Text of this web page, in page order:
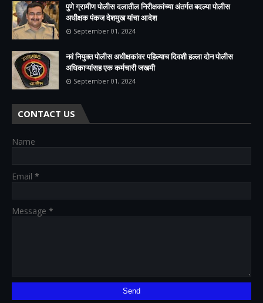
पुणे ग्रामीण पोलीस दलातील निरीक्षकांच्या अंतर्गत बदल्या पोलीस
अधीक्षक पंकज देशमुख यांचा आदेश
September 01, 2024
नवं नियुक्त पोलीस अधीक्षकांवर पहिल्याच दिवशी हल्ला दोन पोलीस
अधिकाऱ्यांसह एक कर्मचारी जखमी
September 01, 2024
CONTACT US
Name
Email *
Message *